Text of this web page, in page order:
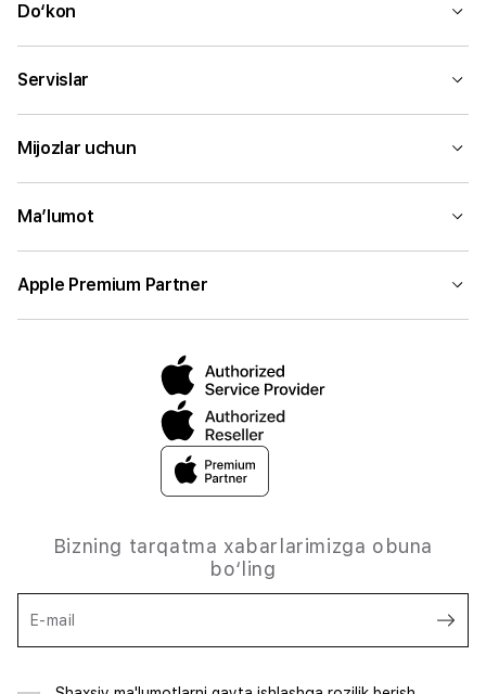
Do‘kon
Servislar
Mijozlar uchun
Ma’lumot
Apple Premium Partner
Bizning tarqatma xabarlarimizga obuna
bo‘ling
E-mail